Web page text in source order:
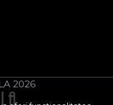
2026